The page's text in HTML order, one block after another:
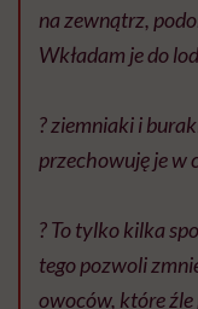
na zewnątrz,
Wkładam je do
? ziemniaki i
przechowuję je w
? To tylko kilka
tego pozwoli
owoców, które